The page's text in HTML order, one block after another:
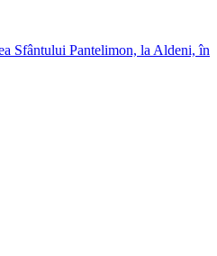
Sfântului Pantelimon, la Aldeni, în